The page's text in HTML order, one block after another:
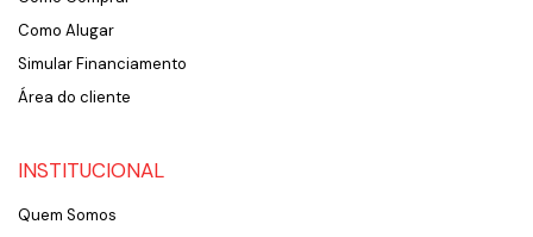
Como Alugar
Simular Financiamento
Área do cliente
INSTITUCIONAL
Quem Somos